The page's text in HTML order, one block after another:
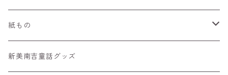
季節のはんこ
どうぶつはんこ
紙もの
一筆箋
新美南吉童話グッズ